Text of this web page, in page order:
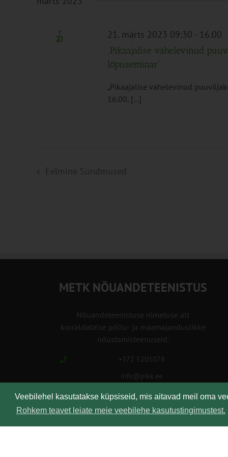
Veebilehel kasutatakse küpsiseid, mis aitavad meil oma
Rohkem teavet leiate meie veebilehe kasutustingimustest.
T
21 21. märts 2023 09:30 - 16:00
„Pikaajalise vähelevinud
lõpuseminar“
„Pikaajalise vähelevinud
16.00, [...]
Eelmine Sündmused
METK NÕUANDETEENISTUS
Nõuandeteenistuse nimetuse alt
korraldatalse põllu- ja maamajanduslikke
nõustamisteenuseid.
+372 5201078
info@pikk.ee